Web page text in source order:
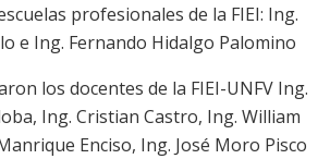
profesionales de la FIEI: Ing.
e Ing. Fernando Hidalgo Palomino
los docentes de la FIEI-UNFV Ing.
Ing. Cristian Castro, Ing. William
Enciso, Ing. José Moro Pisco